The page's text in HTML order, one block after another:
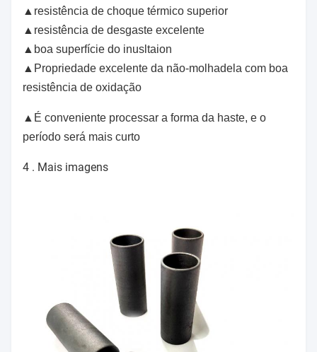
▲resistência de choque térmico superior
▲resistência de desgaste excelente
▲boa superfície do inusltaion
▲Propriedade excelente da não-molhadela com boa
resistência de oxidação
▲É conveniente processar a forma da haste, e o
período será mais curto
4 . Mais imagens